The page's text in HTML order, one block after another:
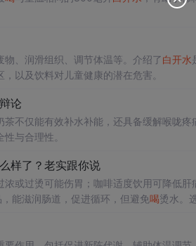
、润滑组织、调节体温等。介绍了白开水
以及饮料对儿童健康的潜在危害。
论
茶不仅能有效补水补能，还具备缓解喉咙
与合理性。
样了？老实跟你说
浓或过烫可能伤胃；咖啡适度饮用可降低肝
能滋润肠道，促进循环，但避免喝烫水。